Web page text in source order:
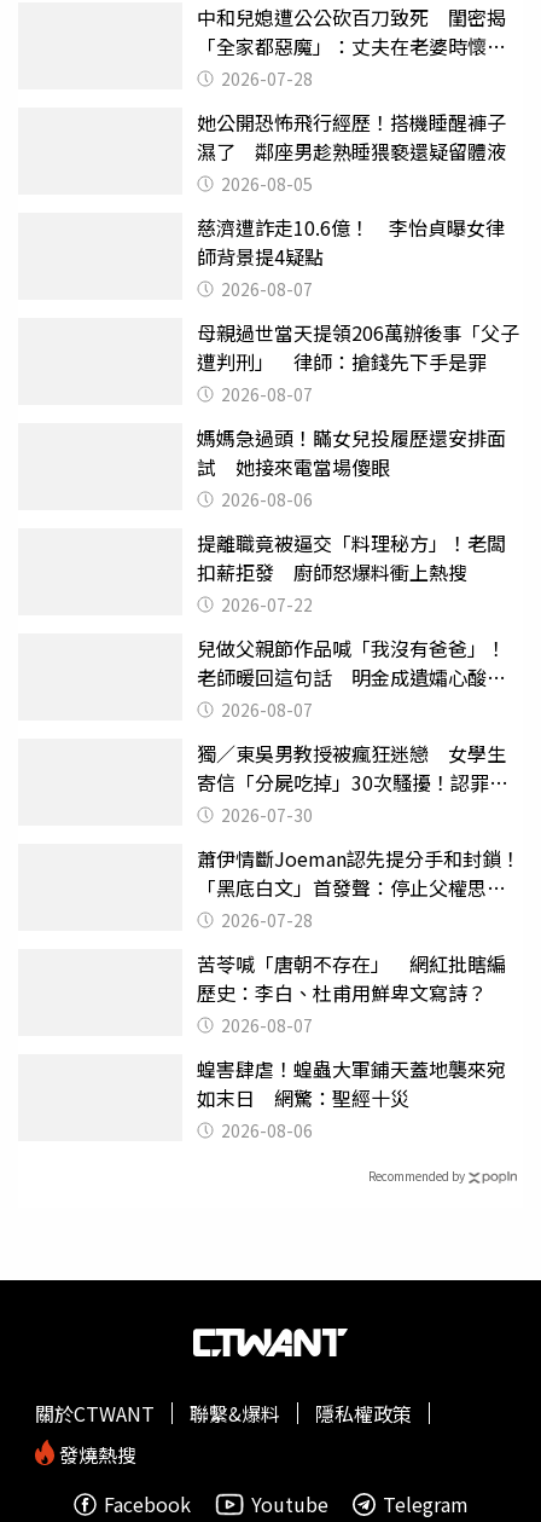
中和兒媳遭公公砍百刀致死 閨密揭
「全家都惡魔」：丈夫在老婆時懷孕
摔東西
2026-07-28
她公開恐怖飛行經歷！搭機睡醒褲子
濕了 鄰座男趁熟睡猥褻還疑留體液
2026-08-05
慈濟遭詐走10.6億！ 李怡貞曝女律
師背景提4疑點
2026-08-07
母親過世當天提領206萬辦後事「父子
遭判刑」 律師：搶錢先下手是罪
2026-08-07
媽媽急過頭！瞞女兒投履歷還安排面
試 她接來電當場傻眼
2026-08-06
提離職竟被逼交「料理秘方」！老闆
扣薪拒發 廚師怒爆料衝上熱搜
2026-07-22
兒做父親節作品喊「我沒有爸爸」！
老師暖回這句話 明金成遺孀心酸惹
淚 2026-08-07
獨／東吳男教授被瘋狂迷戀 女學生
寄信「分屍吃掉」30次騷擾！認罪免
關 2026-07-30
蕭伊情斷Joeman認先提分手和封鎖！
「黑底白文」首發聲：停止父權思維
物化女性
2026-07-28
苦苓喊「唐朝不存在」 網紅批瞎編
歷史：李白、杜甫用鮮卑文寫詩？
2026-08-07
蝗害肆虐！蝗蟲大軍鋪天蓋地襲來宛
如末日 網驚：聖經十災
2026-08-06
Recommended by
關於CTWANT 聯繫&爆料
隱私權政策
發燒熱搜
Facebook
Youtube Telegram